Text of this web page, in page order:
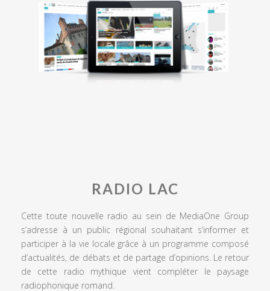
RADIO LAC
Cette toute nouvelle radio au sein de MediaOne Group
s’adresse à un public régional souhaitant s’informer et
participer à la vie locale grâce à un programme composé
d’actualités, de débats et de partage d’opinions. Le retour
de cette radio mythique vient compléter le paysage
radiophonique romand.